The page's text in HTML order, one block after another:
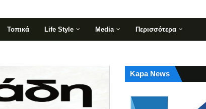
Τοπικά Life Style Media Περισσότερα
Kapa News